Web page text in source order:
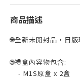
商品描述
🌐全新未開封品，日
🌐禮盒內容物包含:
- M1S原盒 x 2盒